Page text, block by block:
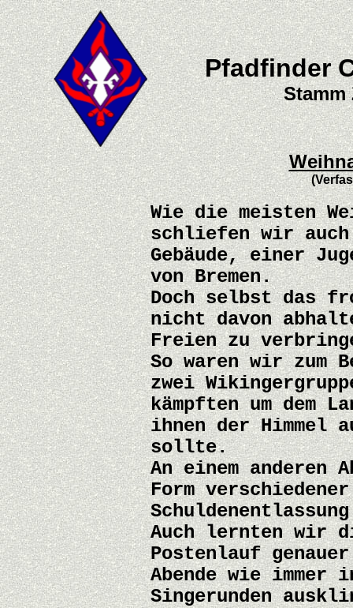
Pfadfinder
Stamm
Wie die meisten
schliefen wir
Gebäude, einer
von Bremen.
Doch selbst das
nicht davon
Freien zu
So waren wir zum
zwei
kämpften um dem
ihnen der Himmel
sollte.
An einem anderen
Form
Auch lernten wir
Postenlauf
Abende wie immer
Singerunden